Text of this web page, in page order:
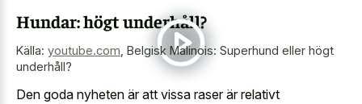
Hundar: högt underhåll?
Källa: youtube.com Belgisk Malinois: Superhund eller högt
underhåll?
Den goda nyheten är att vissa raser är relativt